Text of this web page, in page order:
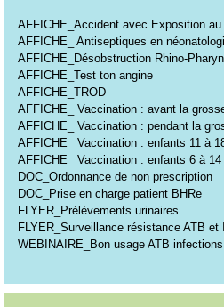
AFFICHE_Accident avec Exposition
AFFICHE_ Antiseptiques en
AFFICHE_Désobstruction Rhino-
AFFICHE_Test ton angine
AFFICHE_TROD
AFFICHE_ Vaccination : avant la
AFFICHE_ Vaccination : pendant la
AFFICHE_ Vaccination : enfants 11 à
AFFICHE_ Vaccination : enfants 6 à 14
DOC_Ordonnance de non prescription
DOC_Prise en charge patient BHRe
FLYER_Prélèvements urinaires
FLYER_Surveillance résistance ATB et
WEBINAIRE_Bon usage ATB